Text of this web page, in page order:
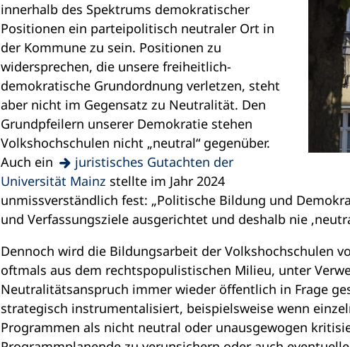
innerhalb des Spektrums demokratischer
Positionen ein parteipolitisch neutraler Ort in
der Kommune zu sein. Positionen zu
widersprechen, die unsere freiheitlich-
demokratische Grundordnung verletzen, steht
aber nicht im Gegensatz zu Neutralität. Den
Grundpfeilern unserer Demokratie stehen
Volkshochschulen nicht „neutral“ gegenüber.
Auch ein
juristisches Gutachten der
Universität Mainz stellte im Jahr 2024
unmissverständlich fest: „Politische Bildung und
und Verfassungsziele ausgerichtet und deshalb nie
Dennoch wird die Bildungsarbeit der Volkshochschulen
oftmals aus dem rechtspopulistischen Milieu, unter
Neutralitätsanspruch immer wieder öffentlich in Frage
strategisch instrumentalisiert, beispielsweise wenn
Programmen als nicht neutral oder unausgewogen